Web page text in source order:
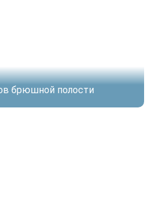
брюшной полости